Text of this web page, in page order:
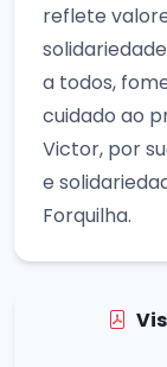
reflete
a todos,
cuidado ao
Victor, por
e
Forquilha.